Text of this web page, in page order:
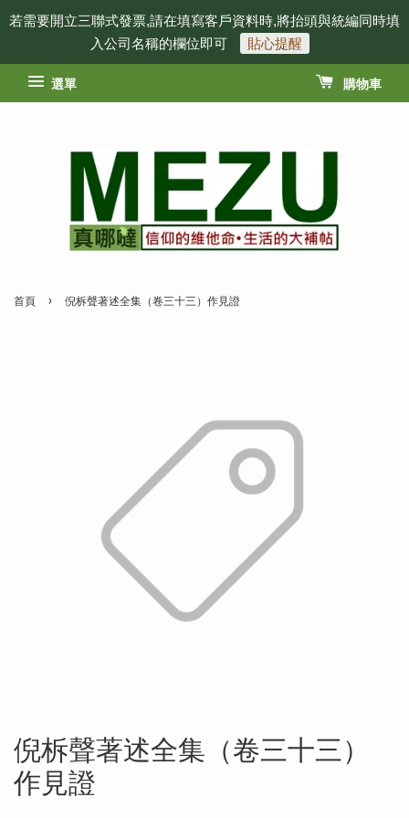
若需要開立三聯式發票,請在填寫客戶資料時,將抬頭與統編同時填
入公司名稱的欄位即可
貼心提醒
選單 購物車
首頁 › 倪柝聲著述全集（卷三十三）作見證
倪柝聲著述全集（卷三十三）
作見證